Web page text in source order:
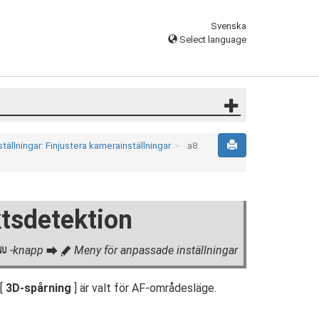
Svenska
Select language
Finjustera kamerainställningar
a8:
-knapp U A Meny för anpassade inställningar
3D-spårning ] är valt för AF-områdesläge.